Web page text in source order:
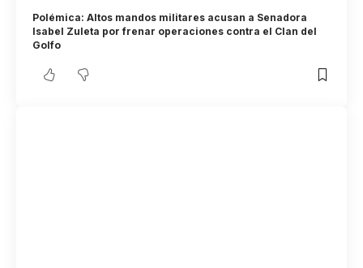
Polémica: Altos mandos militares acusan a Senadora
Isabel Zuleta por frenar operaciones contra el Clan del
Golfo